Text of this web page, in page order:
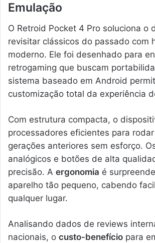
Emulação
O Retroid Pocket 4 Pro soluciona o
revisitar clássicos do passado com
moderno. Ele foi desenhado para
retrogaming que buscam
sistema baseado em Android
customização total da experiência
Com estrutura compacta, o
processadores eficientes para
gerações anteriores sem esforço.
analógicos e botões de alta
precisão. A ergonomia é
aparelho tão pequeno, cabendo
qualquer lugar.
Analisando dados de reviews
nacionais, o custo-benefício para